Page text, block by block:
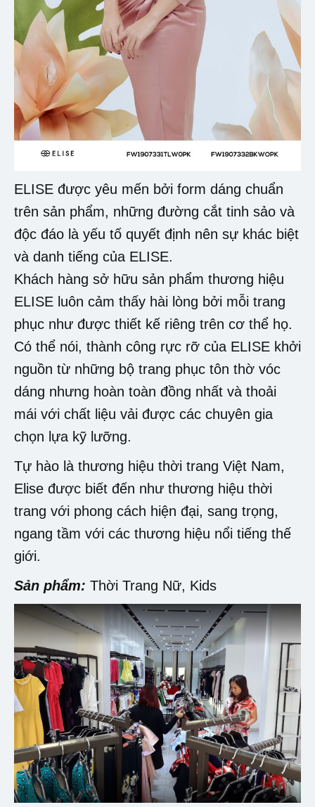
ELISE được yêu mến bởi form dáng chuẩn
trên sản phẩm, những đường cắt tinh sảo và
độc đáo là yếu tố quyết định nên sự khác biệt
và danh tiếng của ELISE.
Khách hàng sở hữu sản phẩm thương hiệu
ELISE luôn cảm thấy hài lòng bởi mỗi trang
phục như được thiết kế riêng trên cơ thể họ.
Có thể nói, thành công rực rỡ của ELISE khởi
nguồn từ những bộ trang phục tôn thờ vóc
dáng nhưng hoàn toàn đồng nhất và thoải
mái với chất liệu vải được các chuyên gia
chọn lựa kỹ lưỡng.
Tự hào là thương hiệu thời trang Việt Nam,
Elise được biết đến như thương hiệu thời
trang với phong cách hiện đại, sang trọng,
ngang tầm với các thương hiệu nổi tiếng thế
giới.
Sản phẩm: Thời Trang Nữ, Kids